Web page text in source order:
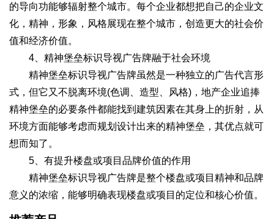
的导向功能够辐射整个城市。每个企业都想把自己的企业文
化，精神，形象，风格展现在整个城市，创造更大的社会价
值和经济价值。
4、精神堡垒标识导视广告牌融于社会环境
精神堡垒标识导视广告牌虽然是一种独立的广告代言形
式，但它又不脱离环境(色调、造型、风格)，地产企业追捧
精神堡垒的必要条件都能找到建筑因素在其身上的折射，从
环境方面能够考虑而规划设计出来的精神堡垒，其优点就可
想而知了。
5、有提升楼盘或项目品牌价值的作用
精神堡垒标识导视广告牌是整个楼盘或项目精神和品牌
意义的浓缩，能够明确表现楼盘或项目的定位和核心价值。